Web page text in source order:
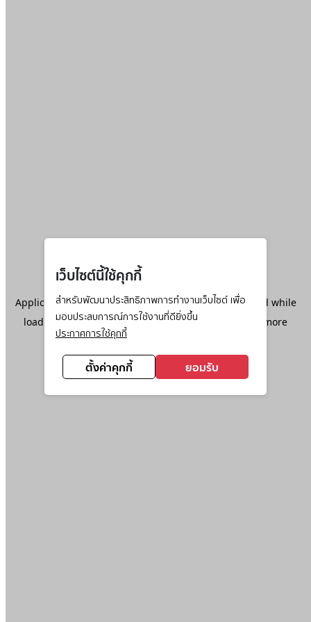
เว็บไซต์นี้ใช้คุกกี้
สำหรับพัฒนาประสิทธิภาพการทำงานเว็บไซต์ เพื่อ
มอบประสบการณ์การใช้งานที่ดียิ่งขึ้น
ประกาศการใช้คุกกี้
ตั้งค่าคุกกี้ ยอมรับ
Application error: aclient-side exception has occurred while
loadingwww.ktc.co.th(see the browser console
for more
information).